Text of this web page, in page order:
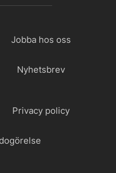
Jobba hos oss
Nyhetsbrev
Privacy policy